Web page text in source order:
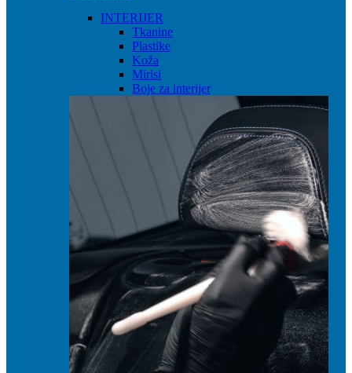
INTERIJER
Tkanine
Plastike
Koža
Mirisi
Boje za interijer